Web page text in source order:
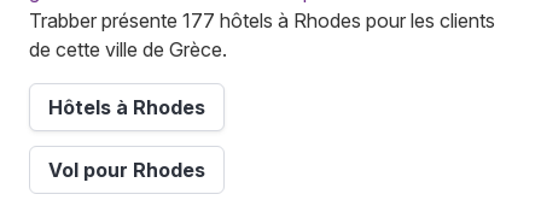
Trabber présente 177 hôtels à Rhodes pour les clients
de cette ville de Grèce.
Hôtels à Rhodes
Vol pour Rhodes